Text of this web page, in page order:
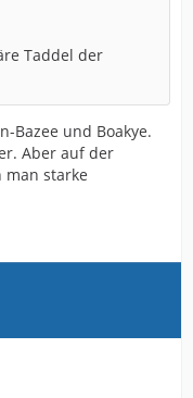
Taddel der
Bazee und Boakye.
Aber auf der
man starke